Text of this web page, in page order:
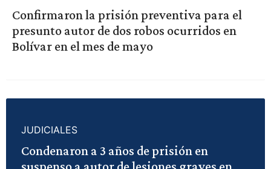
Confirmaron la prisión preventiva para el
presunto autor de dos robos ocurridos en
Bolívar en el mes de mayo
JUDICIALES
Condenaron a 3 años de prisión en